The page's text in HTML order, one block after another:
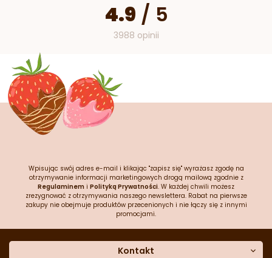
4.9 / 5
3988 opinii
Wpisując swój adres e-mail i klikając "zapisz się" wyrażasz zgodę na
otrzymywanie informacji marketingowych drogą mailową zgodnie z
Regulaminem i Polityką Prywatności. W każdej chwili możesz
zrezygnować z otrzymywania naszego newslettera. Rabat na pierwsze
zakupy nie obejmuje produktów przecenionych i nie łączy się z innymi
promocjami.
Kontakt